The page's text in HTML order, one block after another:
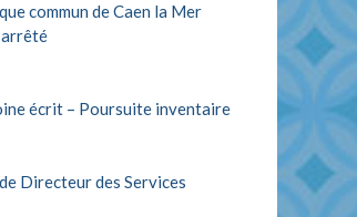
commun de Caen la Mer
arrêté
écrit – Poursuite inventaire
Directeur des Services